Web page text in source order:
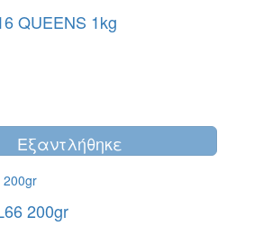
QUEENS 1kg
Eξαντλήθηκε
200gr